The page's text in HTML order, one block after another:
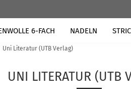
6-FACH NADELN
Uni Literatur (UTB Verlag)
UNI LITERATUR (UTB